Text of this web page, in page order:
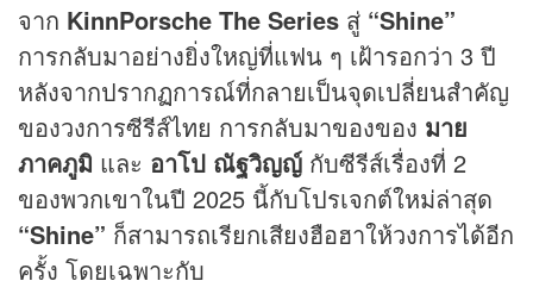
จาก KinnPorsche The Series สู่ “Shine”
การกลับมาอย่างยิ่งใหญ่ที่แฟน ๆ เฝ้ารอกว่า 3 ปี
หลังจากปรากฏการณ์ที่กลายเป็นจุดเปลี่ยนสำคัญ
ของวงการซีรีส์ไทย การกลับมาของของ มาย
ภาคภูมิ และ อาโป ณัฐวิญญ์ กับซีรีส์เรื่องที่ 2
ของพวกเขาในปี 2025 นี้กับโปรเจกต์ใหม่ล่าสุด
“Shine” ก็สามารถเรียกเสียงฮือฮาให้วงการได้อีก
ครั้ง โดยเฉพาะกับ